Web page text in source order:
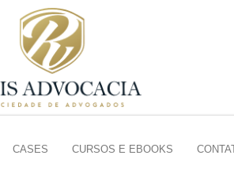
CASES CURSOS E EBOOKS